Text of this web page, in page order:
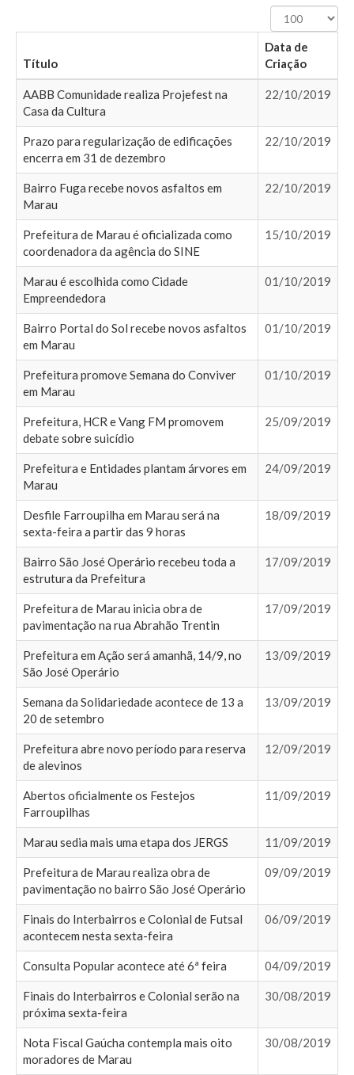
Exibir
#
Título
Data de
Criação
AABB Comunidade realiza Projefest na
Casa da Cultura
22/10/2019
Prazo para regularização de edificações
encerra em 31 de dezembro
22/10/2019
Bairro Fuga recebe novos asfaltos em
Marau
22/10/2019
Prefeitura de Marau é oficializada como
coordenadora da agência do SINE
15/10/2019
Marau é escolhida como Cidade
Empreendedora
01/10/2019
Bairro Portal do Sol recebe novos asfaltos
em Marau
01/10/2019
Prefeitura promove Semana do Conviver
em Marau
01/10/2019
Prefeitura, HCR e Vang FM promovem
debate sobre suicídio
25/09/2019
Prefeitura e Entidades plantam árvores em
Marau
24/09/2019
Desfile Farroupilha em Marau será na
sexta-feira a partir das 9 horas
18/09/2019
Bairro São José Operário recebeu toda a
estrutura da Prefeitura
17/09/2019
Prefeitura de Marau inicia obra de
pavimentação na rua Abrahão Trentin
17/09/2019
Prefeitura em Ação será amanhã, 14/9, no
São José Operário
13/09/2019
Semana da Solidariedade acontece de 13 a
20 de setembro
13/09/2019
Prefeitura abre novo período para reserva
de alevinos
12/09/2019
Abertos oficialmente os Festejos
Farroupilhas
11/09/2019
Marau sedia mais uma etapa dos JERGS 11/09/2019
Prefeitura de Marau realiza obra de
pavimentação no bairro São José Operário
09/09/2019
Finais do Interbairros e Colonial de Futsal
acontecem nesta sexta-feira
06/09/2019
Consulta Popular acontece até 6ª feira 04/09/2019
Finais do Interbairros e Colonial serão na
próxima sexta-feira
30/08/2019
Nota Fiscal Gaúcha contempla mais oito
moradores de Marau
30/08/2019